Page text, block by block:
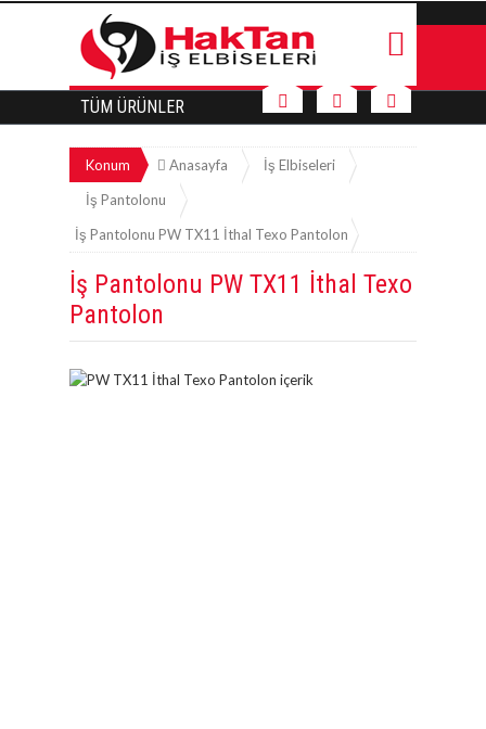
TÜM ÜRÜNLER
Konum Anasayfa
İş Elbiseleri
İş Pantolonu
İş Pantolonu PW TX11 İthal Texo Pantolon
İş Pantolonu PW TX11 İthal Texo
Pantolon